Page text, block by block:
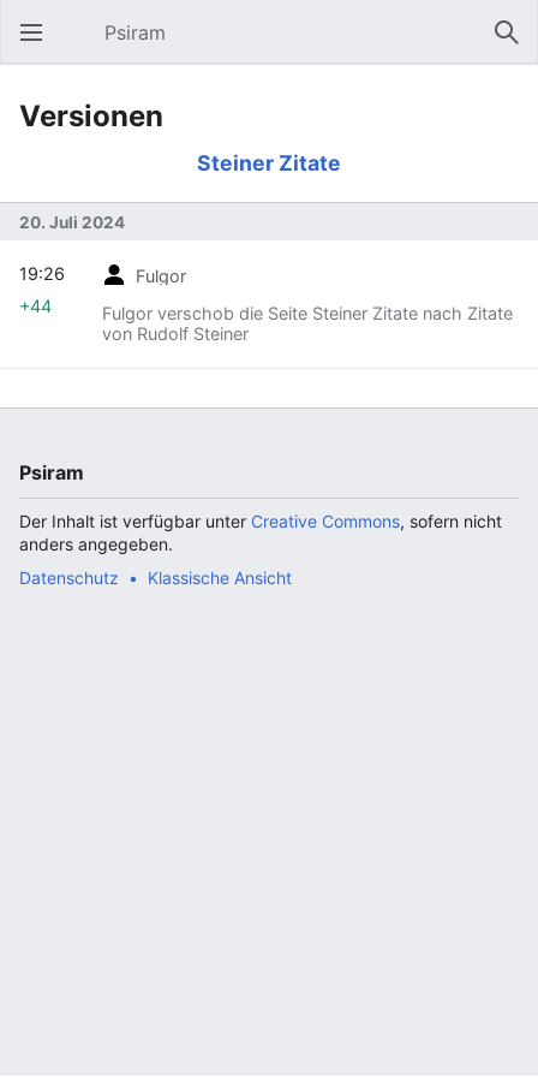
Hauptmenü öffnen Psiram
Versionen
Steiner Zitate
20. Juli 2024
Fulgor
Fulgor verschob die Seite Steiner Zitate nach Zitate
von Rudolf Steiner
19:26
+44
Psiram
Der Inhalt ist verfügbar unter Creative Commons, sofern nicht
anders angegeben.
Datenschutz
Klassische Ansicht